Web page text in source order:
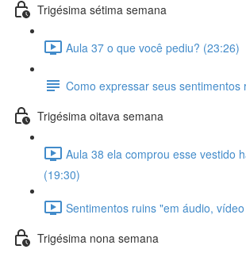
Trigésima sétima semana
Aula 37 o que você pediu? (23:26)
Como expressar seus sentimentos
Trigésima oitava semana
Aula 38 ela comprou esse vestido
(19:30)
Sentimentos ruins "em áudio,
Trigésima nona semana